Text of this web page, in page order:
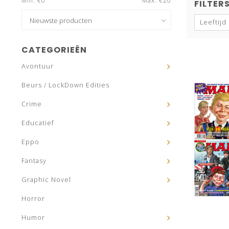
CATEGORIEËN
Avontuur
Beurs / LockDown Edities
Crime
Educatief
Eppo
Fantasy
Graphic Novel
Horror
Humor
Leeftijd